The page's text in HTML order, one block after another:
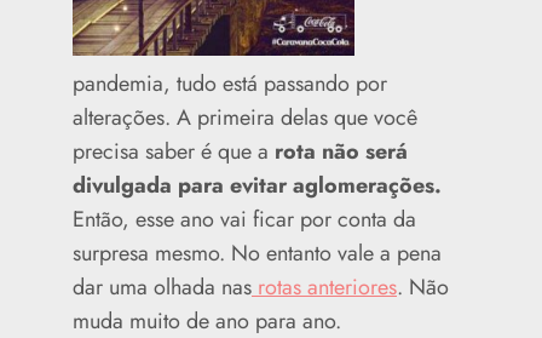
pandemia, tudo está passando por
alterações. A primeira delas que você
precisa saber é que a rota não será
divulgada para evitar aglomerações.
Então, esse ano vai ficar por conta da
surpresa mesmo. No entanto vale a pena
dar uma olhada nas rotas anteriores. Não
muda muito de ano para ano.